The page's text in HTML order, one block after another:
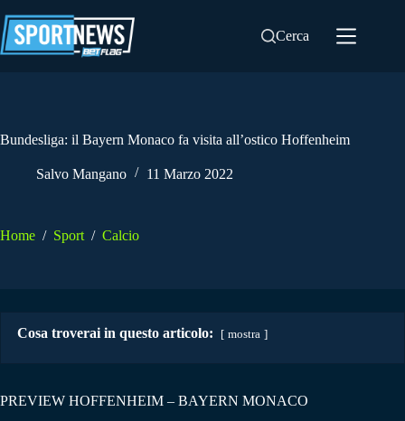
al
contenuto
Cerca
Bundesliga: il Bayern Monaco fa visita all’ostico Hoffenheim
Salvo Mangano 11 Marzo 2022
Home / Sport / Calcio
Cosa troverai in questo articolo: mostra
PREVIEW HOFFENHEIM – BAYERN MONACO